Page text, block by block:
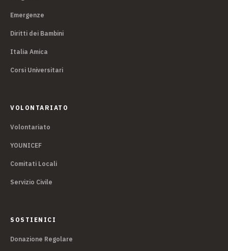
Emergenze
Diritti dei Bambini
Italia Amica
Corsi Universitari
VOLONTARIATO
Volontariato
YOUNICEF
Comitati Locali
Servizio Civile
SOSTIENICI
Donazione Regolare